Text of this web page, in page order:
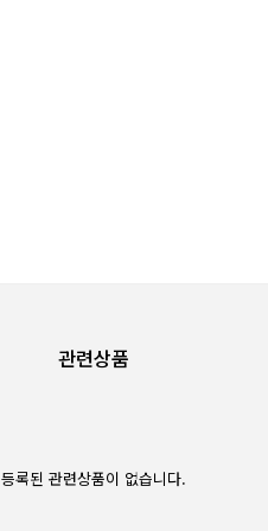
관련상품
등록된 관련상품이 없습니다.